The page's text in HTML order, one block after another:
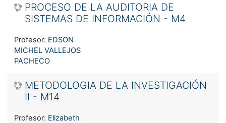
PROCESO DE LA AUDITORIA DE
SISTEMAS DE INFORMACIÓN - M4
Profesor: EDSON
MICHEL VALLEJOS
PACHECO
METODOLOGIA DE LA INVESTIGACIÓN
II - M14
Profesor: Elizabeth